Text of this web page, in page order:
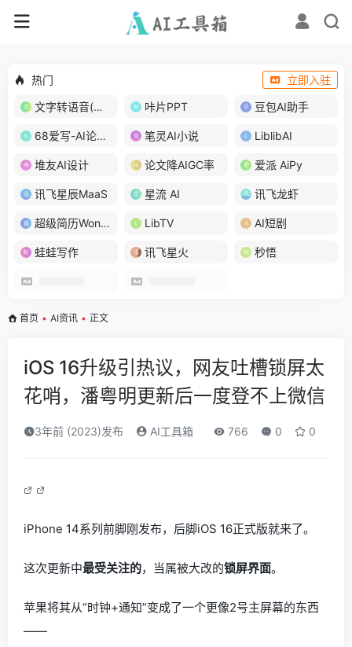
热门
立即入驻
文字转语音(琅琅配音)
咔片PPT 豆包AI助手
68爱写-AI论文写作 笔灵AI小说 LiblibAI
堆友AI设计 论文降AIGC率 爱派 AiPy
讯飞星辰MaaS 星流 AI 讯飞龙虾
超级简历WonderCV LibTV AI短剧
蛙蛙写作 讯飞星火 秒悟
首页 • AI资讯 • 正文
iOS 16升级引热议，网友吐槽锁屏太
花哨，潘粤明更新后一度登不上微信
3年前 (2023)发布 AI工具箱 766 0 0
iPhone 14系列前脚刚发布，后脚iOS 16正式版就来了。
这次更新中最受关注的，当属被大改的锁屏界面。
苹果将其从“时钟+通知”变成了一个更像2号主屏幕的东西
——